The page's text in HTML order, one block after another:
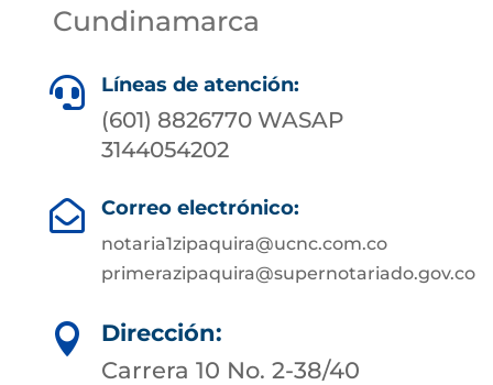
Cundinamarca
 Líneas de atención:
(601) 8826770 WASAP
3144054202
 Correo electrónico:
notaria1zipaquira@ucnc.com.co
primerazipaquira@supernotariado.gov.co

Dirección:
Carrera 10 No. 2-38/40